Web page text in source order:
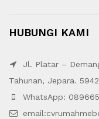
HUBUNGI KAMI
Jl. Platar –
Tahunan, Jepara.
WhatsApp: